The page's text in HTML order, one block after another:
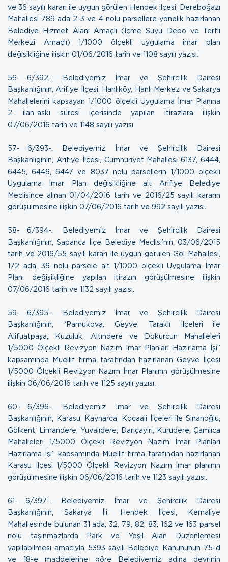
ve 36 sayılı kararı ile uygun görülen Hendek ilçesi, Dereboğazı
Mahallesi 789 ada 2-3 ve 4 nolu parsellere yönelik hazırlanan
Belediye Hizmet Alanı Amaçlı (İçme Suyu Depo ve Terfii
Merkezi Amaçlı) 1/1000 ölçekli uygulama imar plan
değişikliğine ilişkin 01/06/2016 tarih ve 1108 sayılı yazısı
56- 6/392-. Belediyemiz İmar ve Şehircilik Dairesi
Başkanlığının, Arifiye İlçesi, Hanlıköy, Hanlı Merkez ve Sakarya
Mahallelerini kapsayan 1/1000 ölçekli Uygulama İmar Planına
2. ilan-askı süresi içerisinde yapılan itirazlara ilişkin
07/06/2016 tarih ve 1148 sayılı yazısı
57- 6/393-. Belediyemiz İmar ve Şehircilik Dairesi
Başkanlığının, Arifiye İlçesi, Cumhuriyet Mahallesi 6137, 6444,
6445, 6446, 6447 ve 8037 nolu parsellerin 1/1000 ölçekli
Uygulama İmar Plan değişikliğine ait Arifiye Belediye
Meclisince alınan 01/04/2016 tarih ve 2016/25 sayılı kararın
görüşülmesine ilişkin 07/06/2016 tarih ve 992 sayılı yazısı
58- 6/394-. Belediyemiz İmar ve Şehircilik Dairesi
Başkanlığının, Sapanca İlçe Belediye Meclisi’nin; 03/06/2015
tarih ve 2016/55 sayılı kararı ile uygun görülen Göl Mahallesi,
172 ada, 36 nolu parsele ait 1/1000 ölçekli Uygulama İmar
Planı değişikliğine yapılan itirazın görüşülmesine ilişkin
07/06/2016 tarih ve 1132 sayılı yazısı
59- 6/395-. Belediyemiz İmar ve Şehircilik Dairesi
Başkanlığının, “Pamukova, Geyve, Taraklı İlçeleri ile
Alifuatpaşa, Kuzuluk, Altındere ve Dokurcun Mahalleleri
1/5000 Ölçekli Revizyon Nazım İmar Planları Hazırlama İşi”
kapsamında Müellif firma tarafından hazırlanan Geyve İlçesi
1/5000 Ölçekli Revizyon Nazım İmar Planının görüşülmesine
ilişkin 06/06/2016 tarih ve 1125 sayılı yazısı
60- 6/396-. Belediyemiz İmar ve Şehircilik Dairesi
Başkanlığının, Karasu, Kaynarca, Kocaali İlçeleri ile Sinanoğlu,
Gölkent, Limandere, Yuvalıdere, Darıçayırı, Kurudere, Çamlıca
Mahalleleri 1/5000 Ölçekli Revizyon Nazım İmar Planları
Hazırlama İşi” kapsamında Müellif firma tarafından hazırlanan
Karasu İlçesi 1/5000 Ölçekli Revizyon Nazım İmar planının
görüşülmesine ilişkin 06/06/2016 tarih ve 1123 sayılı yazısı
61- 6/397-. Belediyemiz İmar ve Şehircilik Dairesi
Başkanlığının, Sakarya İli, Hendek İlçesi, Kemaliye
Mahallesinde bulunan 31 ada, 32, 79, 82, 83, 162 ve 163 parsel
nolu taşınmazlarda Park ve Yeşil Alan Düzenlemesi
yapılabilmesi amacıyla 5393 sayılı Belediye Kanununun 75-d
ve 18-e maddelerine göre Belediyemiz adına devrinin